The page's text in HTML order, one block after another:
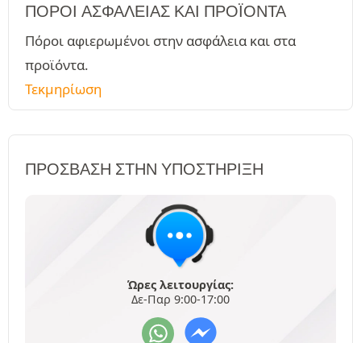
ΠΌΡΟΙ ΑΣΦΑΛΕΊΑΣ ΚΑΙ ΠΡΟΪΌΝΤΑ
Πόροι αφιερωμένοι στην ασφάλεια και στα
προϊόντα.
Τεκμηρίωση
ΠΡΌΣΒΑΣΗ ΣΤΗΝ ΥΠΟΣΤΉΡΙΞΗ
Ώρες λειτουργίας:
Δε-Παρ 9:00-17:00